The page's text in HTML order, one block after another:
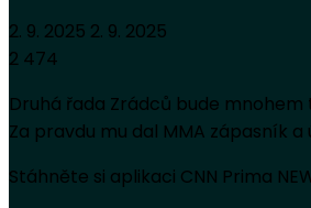
2. 9. 2025 2. 9. 2025
2 474
Druhá řada Zrádců bude mnohem
Za pravdu mu dal MMA zápasník
Stáhněte si aplikaci CNN Prima